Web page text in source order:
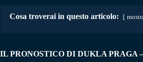
Cosa troverai in questo articolo:
IL PRONOSTICO DI DUKLA PRAGA